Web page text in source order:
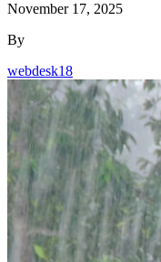
November 17, 2025
By
webdesk18